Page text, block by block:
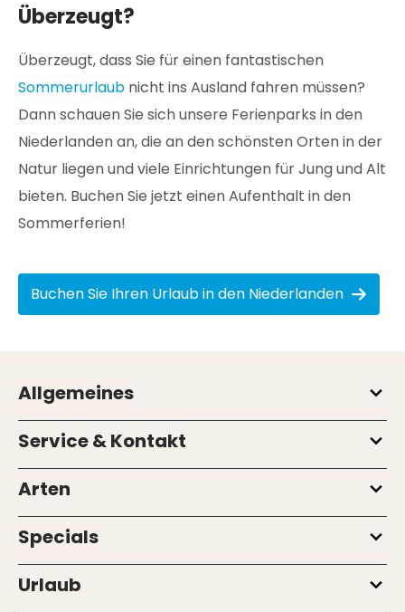
Überzeugt?
Überzeugt, dass Sie für einen fantastischen
Sommerurlaub nicht ins Ausland fahren müssen?
Dann schauen Sie sich unsere Ferienparks in den
Niederlanden an, die an den schönsten Orten in der
Natur liegen und viele Einrichtungen für Jung und Alt
bieten. Buchen Sie jetzt einen Aufenthalt in den
Sommerferien!
Buchen Sie Ihren Urlaub in den Niederlanden
Allgemeines
Service & Kontakt
Arten
Specials
Urlaub